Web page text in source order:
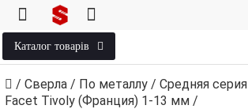
Каталог товарів
/ Сверла / По металлу / Средняя серия
Facet Tivoly (Франция) 1‑13 мм /